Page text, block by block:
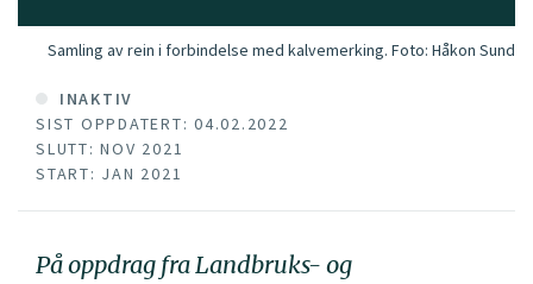
Samling av rein i forbindelse med kalvemerking. Foto: Håkon Sund
INAKTIV
SIST OPPDATERT: 04.02.2022
SLUTT: NOV 2021
START: JAN 2021
På oppdrag fra Landbruks- og